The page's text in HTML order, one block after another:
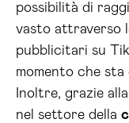
possibilità di
vasto attraverso
pubblicitari su
momento che
Inoltre, grazie
nel settore della